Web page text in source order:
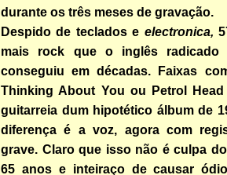
durante os três meses de gravação.
Despido de teclados e electronica,
mais rock que o inglês radicado
conseguiu em décadas. Faixas
Thinking About You ou Petrol
guitarreia dum hipotético álbum de
diferença é a voz, agora com
grave. Claro que isso não é culpa
65 anos e inteiraço de causar